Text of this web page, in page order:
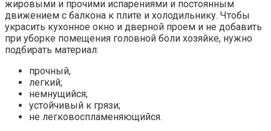
жировыми и прочими испарениями и постоянным
движением с балкона к плите и холодильнику. Чтобы
украсить кухонное окно и дверной проем и не добавить
при уборке помещения головной боли хозяйке, нужно
подбирать материал:
прочный,
легкий;
немнущийся;
устойчивый к грязи;
не легковоспламеняющийся.